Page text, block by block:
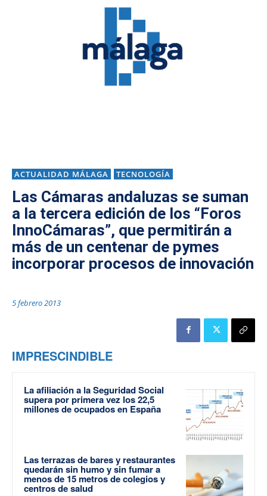
ACTUALIDAD MÁLAGA TECNOLOGÍA
Las Cámaras andaluzas se suman
a la tercera edición de los “Foros
InnoCámaras”, que permitirán a
más de un centenar de pymes
incorporar procesos de innovación
5 febrero 2013
IMPRESCINDIBLE
La afiliación a la Seguridad Social
supera por primera vez los 22,5
millones de ocupados en España
Las terrazas de bares y restaurantes
quedarán sin humo y sin fumar a
menos de 15 metros de colegios y
centros de salud